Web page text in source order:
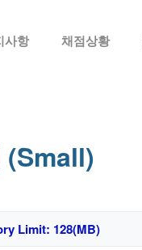
사항 채점상황
(Small)
Limit: 128(MB)